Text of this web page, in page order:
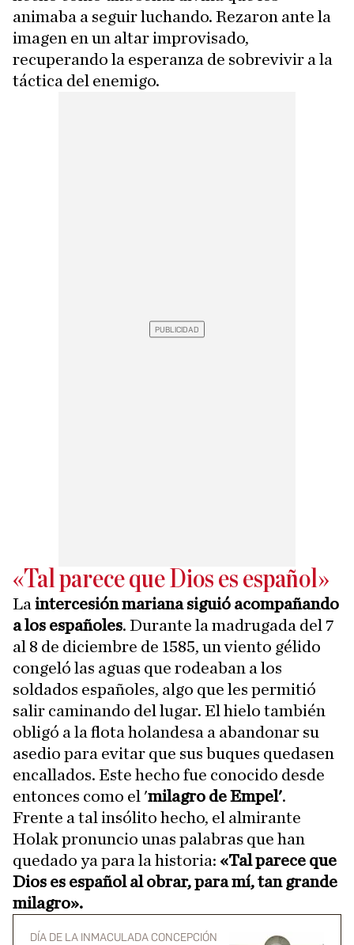
animaba a seguir luchando. Rezaron ante la
imagen en un altar improvisado,
recuperando la esperanza de sobrevivir a la
táctica del enemigo.
«Tal parece que Dios es español»
La intercesión mariana siguió acompañando
a los españoles. Durante la madrugada del 7
al 8 de diciembre de 1585, un viento gélido
congeló las aguas que rodeaban a los
soldados españoles, algo que les permitió
salir caminando del lugar. El hielo también
obligó a la flota holandesa a abandonar su
asedio para evitar que sus buques quedasen
encallados. Este hecho fue conocido desde
entonces como el 'milagro de Empel'.
Frente a tal insólito hecho, el almirante
Holak pronuncio unas palabras que han
quedado ya para la historia: «Tal parece que
Dios es español al obrar, para mí, tan grande
milagro».
DÍA DE LA INMACULADA CONCEPCIÓN